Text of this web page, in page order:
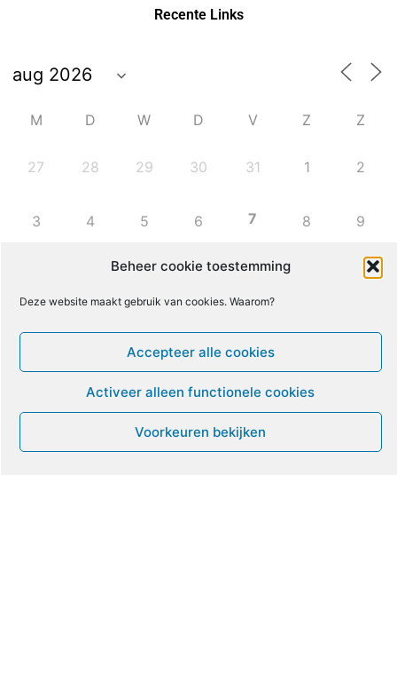
Beheer cookie toestemming
Deze website maakt gebruik van cookies. Waarom?
Accepteer alle cookies
Activeer alleen functionele cookies
Voorkeuren bekijken
Recente Links
M D W D V Z Z
27 28 29 30 31 1 2
3 4 5 6 7 8 9
12 13 14 16
17 18 19 20 21 22 23
25 27 28 29
2 3 4